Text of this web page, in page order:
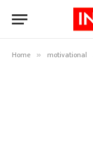
Home » motivational